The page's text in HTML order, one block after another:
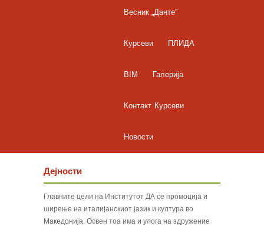
Весник „Данте”
Курсеви ПЛИДА
BIM Галерија
Контакт Курсеви
Новости
Дејности
Главните цели на Институтот ДА се промоција и
ширење на италијанскиот јазик и култура во
Македонија. Освен тоа има и улога на здружение